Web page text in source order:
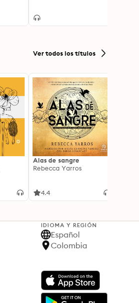
Ver todos los títulos
Alas de sangre
Rebecca Yarros
4.4
IDIOMA Y REGIÓN
Español
Colombia